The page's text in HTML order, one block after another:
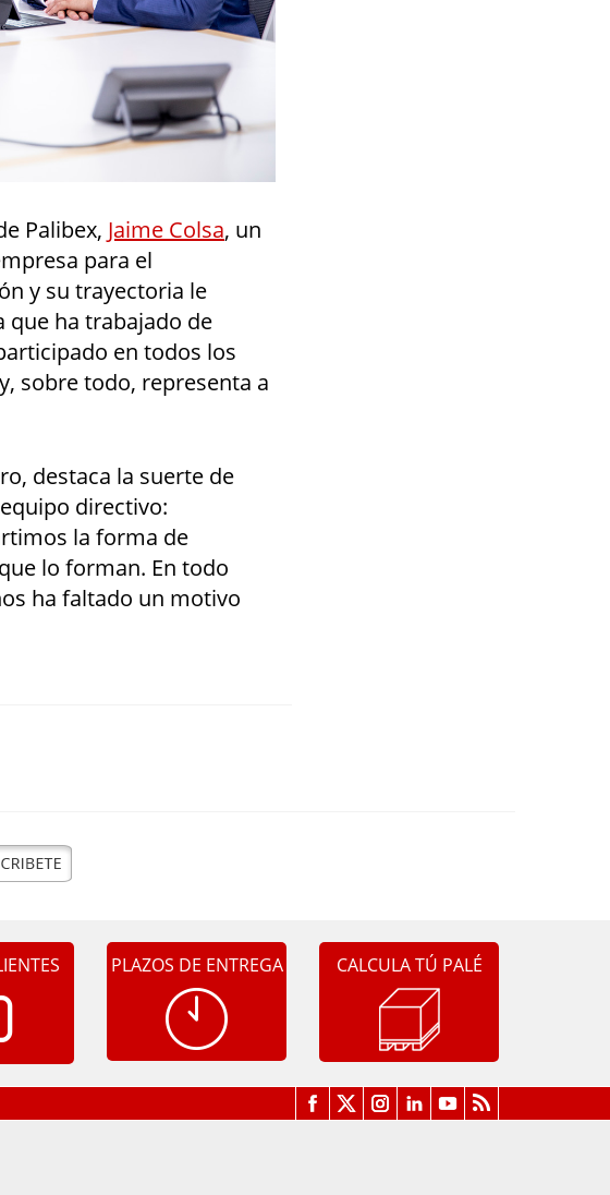
Palibex, Jaime Colsa, un
para el
y su trayectoria le
que ha trabajado de
en todos los
sobre todo, representa a
destaca la suerte de
directivo:
la forma de
lo forman. En todo
ha faltado un motivo
PLAZOS DE ENTREGA CALCULA TÚ PALÉ